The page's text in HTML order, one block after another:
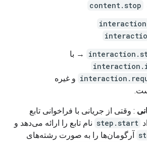
content.stop
→ با
و غیره
: وقتی از جریانی با فراخوانی تابع
step.start نام تابع را ارائه می‌دهد و
آرگومان‌ها را به صورت رشته‌های